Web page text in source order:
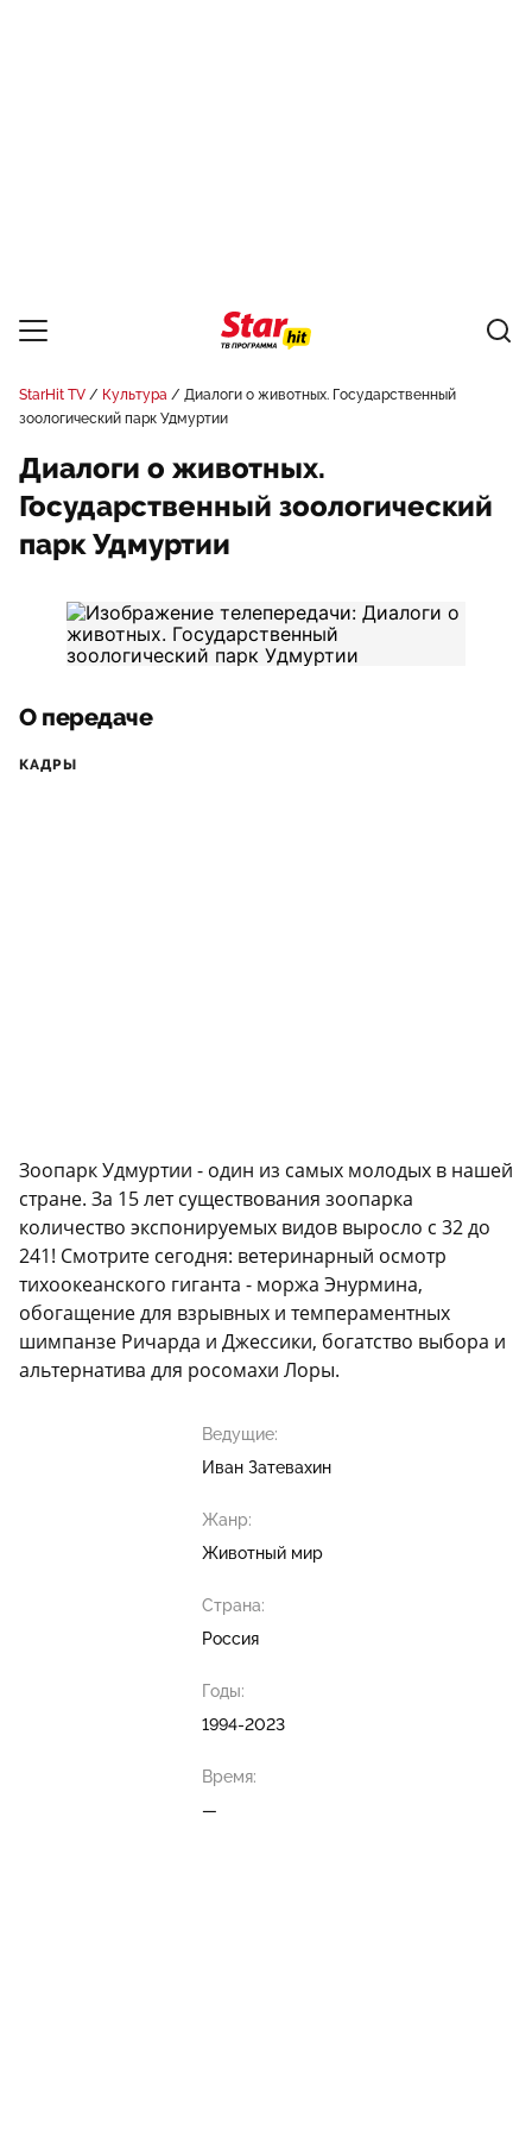
StarHit TV Культура
Диалоги о животных. Государственный
зоологический парк Удмуртии
Диалоги о животных.
Государственный зоологический
парк Удмуртии
О передаче
КАДРЫ
Зоопарк Удмуртии - один из самых молодых в нашей
стране. За 15 лет существования зоопарка
количество экспонируемых видов выросло с 32 до
241! Смотрите сегодня: ветеринарный осмотр
тихоокеанского гиганта - моржа Энурмина,
обогащение для взрывных и темпераментных
шимпанзе Ричарда и Джессики, богатство выбора и
альтернатива для росомахи Лоры.
Ведущие:
Иван Затевахин
Жанр:
Животный мир
Страна:
Россия
Годы:
1994-2023
Время:
—